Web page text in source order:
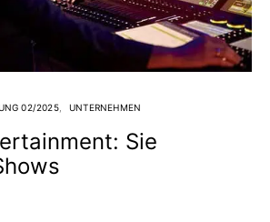
02/2025 UNTERNEHMEN
Sie